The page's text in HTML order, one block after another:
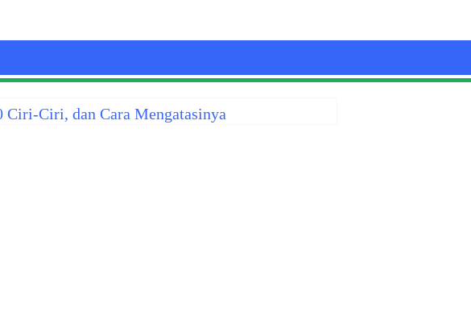
Ciri-Ciri, dan Cara Mengatasinya